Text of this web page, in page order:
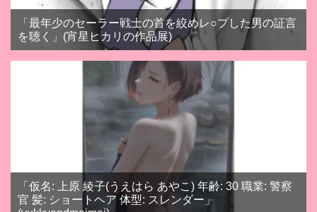
「最年少のセーラー戦士の首を絞めレ○プした男の証言
を聴く」(宵星ヒカリの作品展)
「仮名: 上原 綾子(うえはら あやこ) 年齢: 30 職業: 警察
官 髪: ショートヘア 体型: スレンダー」